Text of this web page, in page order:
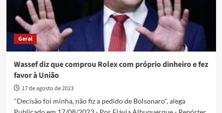
Geral
Wassef diz que comprou Rolex com próprio dinheiro e fez
favor à União
17 de agosto de 2023
"Decisão foi minha, não fiz a pedido de Bolsonaro", alega